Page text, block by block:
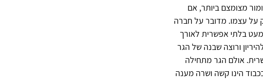
מצומצם ביותר, אם
על עצמו. מדובר על חברה
בלתי אפשרית לאורך
ורוצה שבנה של הגר
אולם הגר מתחילה
הינו קשה ושרה מענה